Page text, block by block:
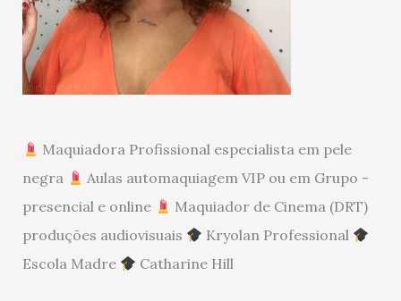
Maquiadora Profissional especialista em pele
negra
Aulas automaquiagem VIP ou em Grupo -
presencial e online
Maquiador de Cinema (DRT)
produções audiovisuais
Kryolan Professional
Escola Madre
Catharine Hill